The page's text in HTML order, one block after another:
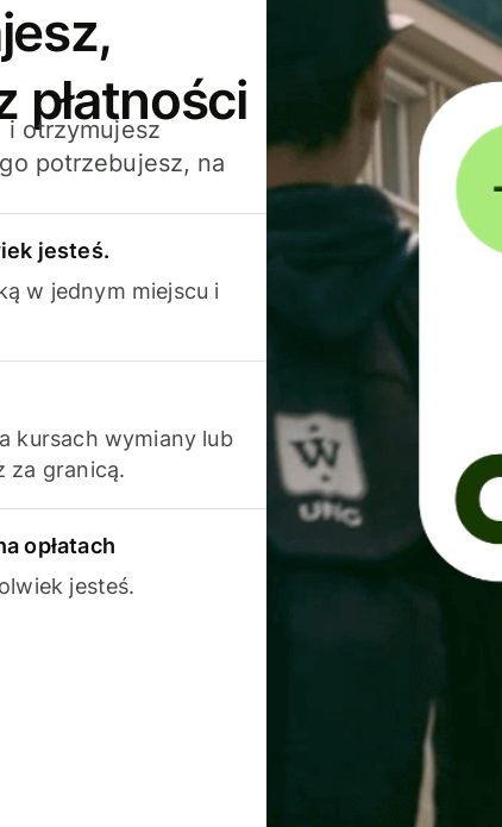
płatności
i otrzymujesz
potrzebujesz, na
jesteś.
w jednym miejscu i
kursach wymiany lub
za granicą.
opłatach
jesteś.